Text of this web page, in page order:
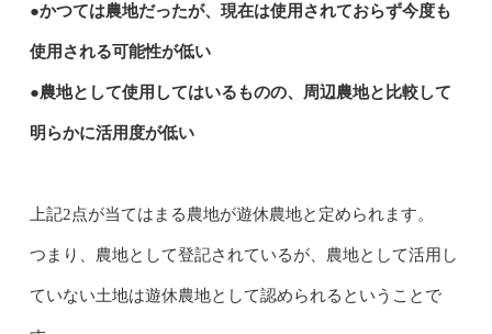
●かつては農地だったが、現在は使用されておらず今度も
使用される可能性が低い
●農地として使用してはいるものの、周辺農地と比較して
明らかに活用度が低い
上記2点が当てはまる農地が遊休農地と定められます。
つまり、農地として登記されているが、農地として活用し
ていない土地は遊休農地として認められるということで